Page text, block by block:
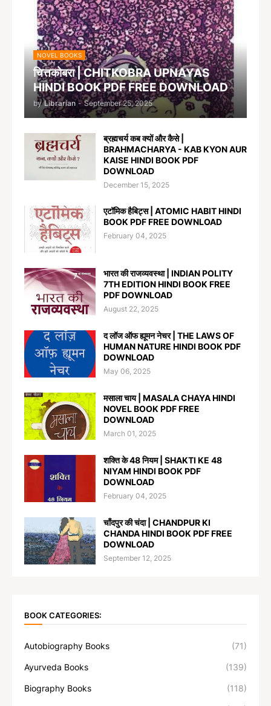
NOVEL BOOKS
चित्तकोबरा | CHITKOBRA UPNAYAS
HINDI BOOK PDF FREE DOWNLOAD
by Librarian - September 25, 2025
ब्रह्मचर्य कब क्यों और कैसे |
BRAHMACHARYA - KAB KYON AUR
KAISE HINDI BOOK PDF
DOWNLOAD
December 15, 2025
एटॉमिक हैबिट्स | ATOMIC HABIT HINDI
BOOK PDF FREE DOWNLOAD
February 04, 2025
भारत की राजव्यवस्था | INDIAN POLITY
7TH EDITION HINDI BOOK FREE
PDF DOWNLOAD
August 22, 2025
द लॉज ऑफ ह्यूमन नेचर | THE LAWS OF
HUMAN NATURE HINDI BOOK PDF
DOWNLOAD
May 06, 2025
मसाला चाय | MASALA CHAYA HINDI
NOVEL BOOK PDF FREE
DOWNLOAD
March 01, 2025
शक्ति के 48 नियम | SHAKTI KE 48
NIYAM HINDI BOOK PDF
DOWNLOAD
February 04, 2025
चाँदपुर की चंदा | CHANDPUR KI
CHANDA HINDI BOOK PDF FREE
DOWNLOAD
September 12, 2025
BOOK CATEGORIES:
Autobiography Books (71)
Ayurveda Books (139)
Biography Books (118)